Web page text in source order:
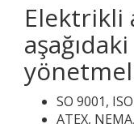
Elektrikli
SO 9001,
ATEX,